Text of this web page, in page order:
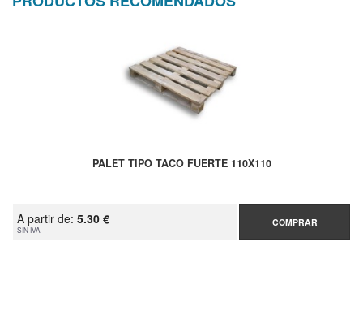
PALET TIPO TACO FUERTE 110X110
A partir de: 5.30 €
SIN IVA
COMPRAR